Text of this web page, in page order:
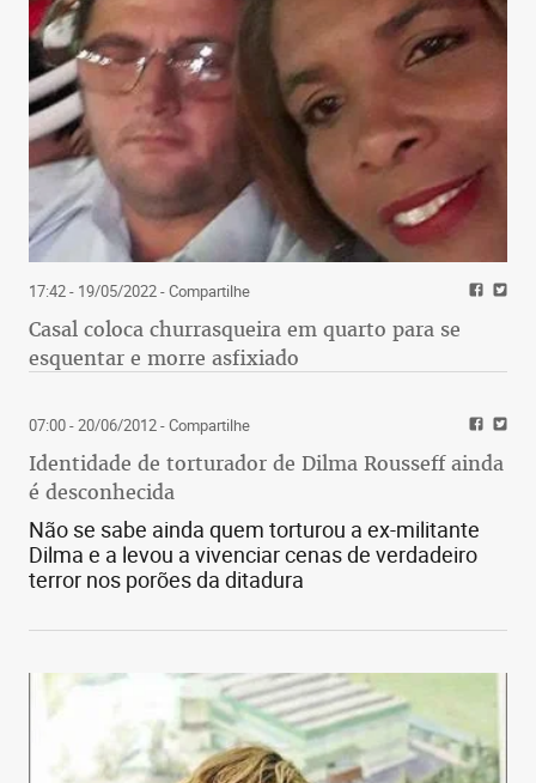
17:42 - 19/05/2022- Compartilhe
Casal coloca churrasqueira em quarto para se
esquentar e morre asfixiado
07:00 - 20/06/2012- Compartilhe
Identidade de torturador de Dilma Rousseff ainda
é desconhecida
Não se sabe ainda quem torturou a ex-militante
Dilma e a levou a vivenciar cenas de verdadeiro
terror nos porões da ditadura